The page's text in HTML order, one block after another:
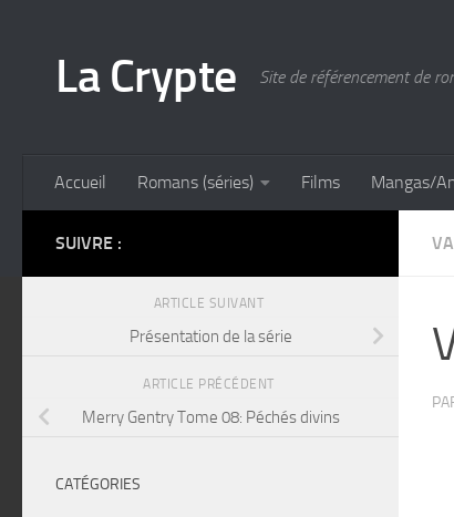
La Crypte Site de référencement de
Accueil Romans (séries) Films Mangas/
SUIVRE :
ARTICLE SUIVANT
Présentation de la série
ARTICLE PRÉCÉDENT
Merry Gentry Tome 08: Péchés divins
CATÉGORIES